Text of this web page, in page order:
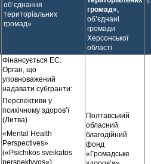
об’єднання
територіальних
громад»
громад»,
об’єднані
громади
Херсонської
області
Фінансується EC.
Орган, що
уповноважений
надавати субгранти:
Перспективи у
психічному здоров’ї
(Литва)
«Mental Health
Perspectives»
(«Psichikos sveikatos
perspektyvos»)
Полтавський
обласний
благодійний
фонд
«Громадське